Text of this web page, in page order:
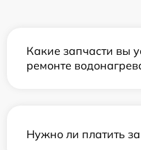
Какие запчасти вы
ремонте
Нужно ли платить